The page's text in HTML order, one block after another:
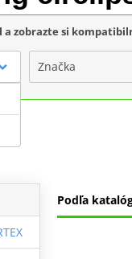
a zobrazte si
Značka
Podľa